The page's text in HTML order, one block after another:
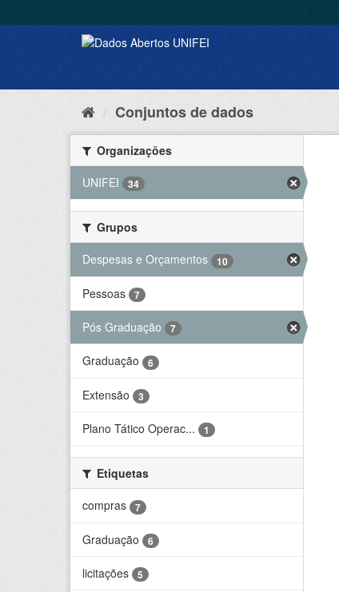
Conjuntos de dados
Organizações
UNIFEI
34
Grupos
Despesas e Orçamentos
10
Pessoas 7
Pós Graduação 7
Graduação 6
Extensão 3
Plano Tático Operac... 1
Etiquetas
compras
7
Graduação 6
licitações 5